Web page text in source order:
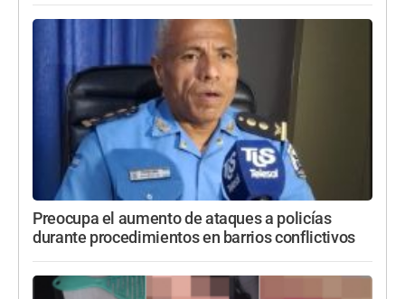
Preocupa el aumento de ataques a policías
durante procedimientos en barrios conflictivos